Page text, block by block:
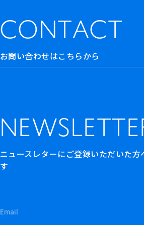
CONTACT
お問い合わせはこちらから
ニュースレターにご登録いただいた
す